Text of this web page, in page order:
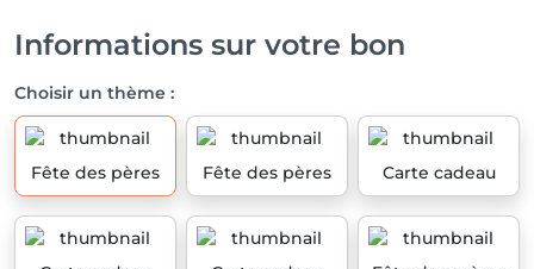
Informations sur votre bon
Choisir un thème :
Fête des pères Fête des pères Carte cadeau